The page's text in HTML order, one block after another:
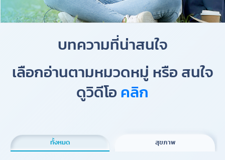
บทความที่น่าสนใจ
เลือกอ่านตามหมวดหมู่ หรือ สนใจ
ดูวิดีโอ คลิก
ทั้งหมด สุขภาพ